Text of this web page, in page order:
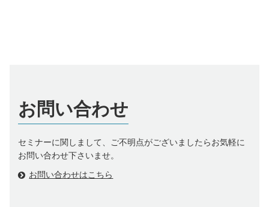
お問い合わせ
セミナーに関しまして、ご不明点がございましたらお気軽に
お問い合わせ下さいませ。
お問い合わせはこちら